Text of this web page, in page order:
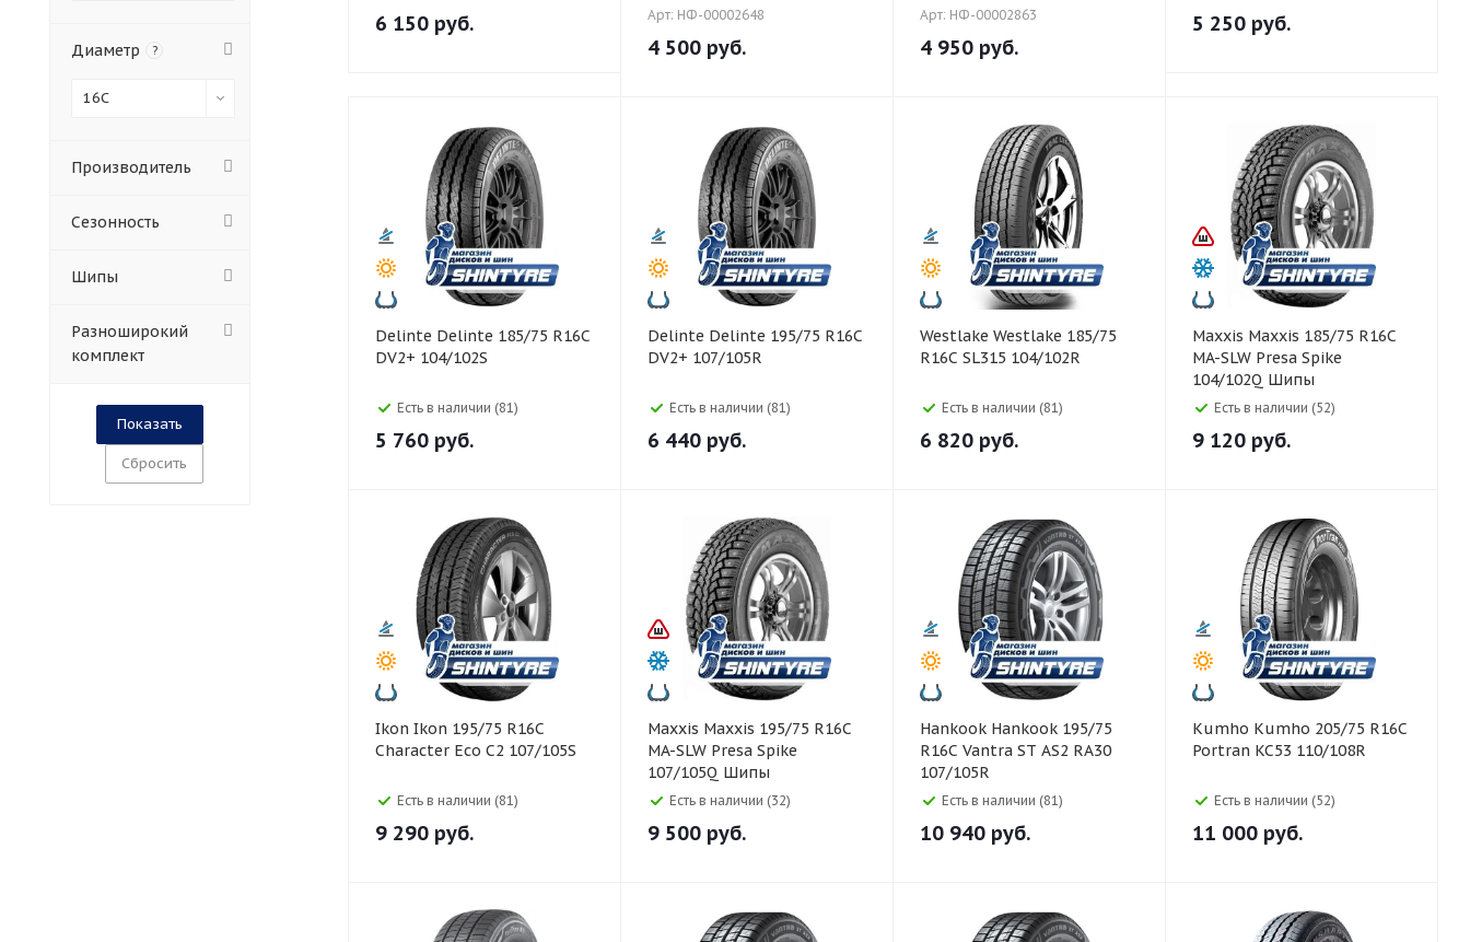
6 150 руб.
Арт: НФ-00002648
4 500 руб.
Арт: НФ-00002863
4 950 руб.
5 250 руб.
Delinte Delinte 185/75 R16C
DV2+ 104/102S
Есть в наличии (81)
5 760 руб.
Delinte Delinte 195/75 R16C
DV2+ 107/105R
Есть в наличии (81)
6 440 руб.
Westlake Westlake 185/75
R16C SL315 104/102R
Есть в наличии (81)
6 820 руб.
Maxxis Maxxis 185/75 R16C
MA-SLW Presa Spike
104/102Q Шипы
Есть в наличии (52)
9 120 руб.
Ikon Ikon 195/75 R16C
Character Eco C2 107/105S
Есть в наличии (81)
9 290 руб.
Maxxis Maxxis 195/75 R16C
MA-SLW Presa Spike
107/105Q Шипы
Есть в наличии (32)
9 500 руб.
Hankook Hankook 195/75
R16C Vantra ST AS2 RA30
107/105R
Есть в наличии (81)
10 940 руб.
Kumho Kumho 205/75 R16C
Portran KC53 110/108R
Есть в наличии (52)
11 000 руб.
Диаметр ?
16C
Производитель
Сезонность
Шипы
Разноширокий
комплект
Сбросить